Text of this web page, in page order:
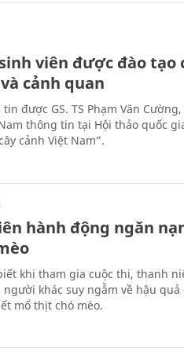
sinh viên được đào
cảnh quan
được GS. TS Phạm Văn
thông tin tại Hội thảo quốc
cảnh Việt Nam”.
hành động ngăn
khi tham gia cuộc thi, thanh
khác suy ngẫm về hậu quả
mổ thịt chó mèo.